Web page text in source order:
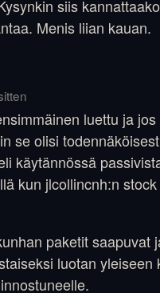
siis
Menis liian kauan.
luettu ja
se olisi
käytännössä
kun jlcollincnh:n
paketit saapuvat
luotan